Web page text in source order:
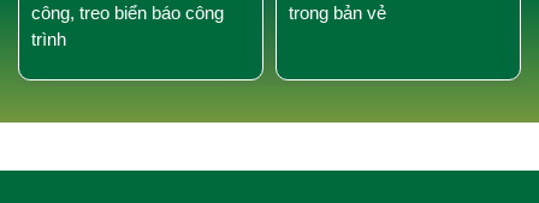
công, treo biển báo công
trình
trong bản vẻ